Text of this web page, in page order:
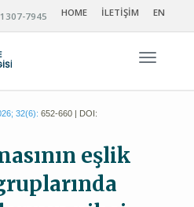
7945 HOME İLETİŞİM EN
32(6): 652-660 | DOI:
eşlik